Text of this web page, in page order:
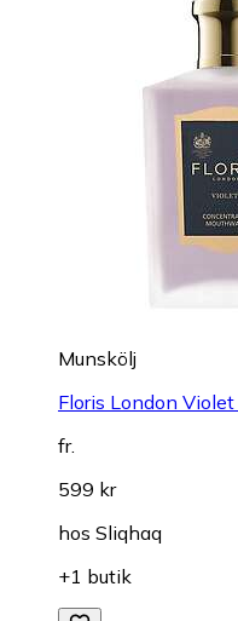
Munskölj
Floris London
fr.
599 kr
hos Sliqhaq
+1 butik